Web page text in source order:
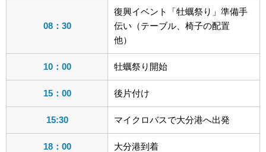
08：30
復興イベント「牡蠣祭り」準備手
伝い（テーブル、椅子の配置
他）
10：00 牡蠣祭り開始
15：00 後片付け
15:30 マイクロバスで大分港へ出発
18：00 大分港到着